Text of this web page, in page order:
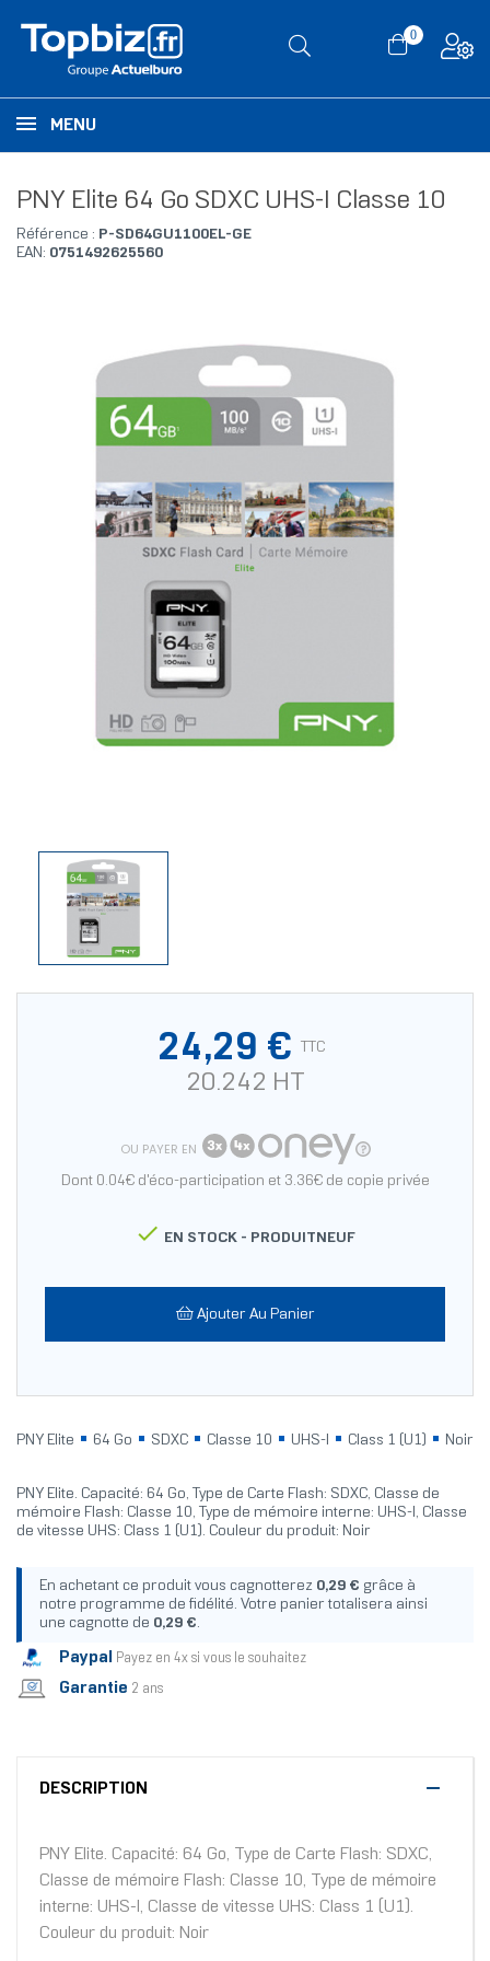
0
MENU
PNY Elite 64 Go SDXC UHS-I Classe 10
Référence : P-SD64GU1100EL-GE
EAN: 0751492625560
24,29 € TTC
20.242 HT
OU PAYER EN
Dont 0.04€ d'éco-participation et 3.36€ de copie privée
 EN STOCK - PRODUITNEUF
Ajouter Au Panier
PNY Elite 64 Go SDXC Classe 10 UHS-I Class 1 (U1) Noir
PNY Elite. Capacité: 64 Go, Type de Carte Flash: SDXC, Classe de
mémoire Flash: Classe 10, Type de mémoire interne: UHS-I, Classe
de vitesse UHS: Class 1 (U1). Couleur du produit: Noir
En achetant ce produit vous cagnotterez 0,29 € grâce à
notre programme de fidélité. Votre panier totalisera ainsi
une cagnotte de 0,29 €.
Paypal Payez en 4x si vous le souhaitez
Garantie 2 ans
DESCRIPTION
PNY Elite. Capacité: 64 Go, Type de Carte Flash: SDXC,
Classe de mémoire Flash: Classe 10, Type de mémoire
interne: UHS-I, Classe de vitesse UHS: Class 1 (U1).
Couleur du produit: Noir